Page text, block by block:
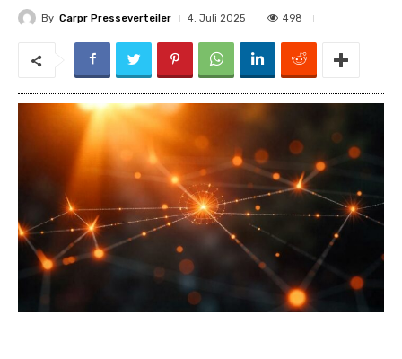
By Carpr Presseverteiler 4. Juli 2025 498